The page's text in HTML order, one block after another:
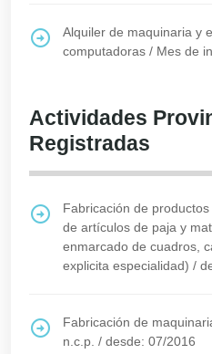
Alquiler de maquinaria y
computadoras / Mes de
Actividades
Registradas
Fabricación de
de artículos de paja y
enmarcado de cuadros,
explicita especialidad) /
Fabricación de
n.c.p. / desde: 07/2016